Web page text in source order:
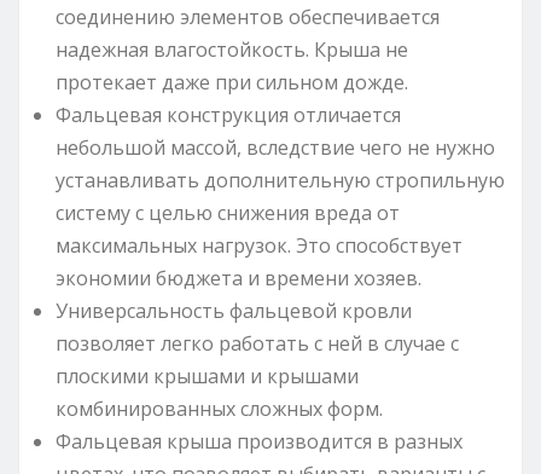
соединению элементов обеспечивается
надежная влагостойкость. Крыша не
протекает даже при сильном дожде.
Фальцевая конструкция отличается
небольшой массой, вследствие чего не нужно
устанавливать дополнительную стропильную
систему с целью снижения вреда от
максимальных нагрузок. Это способствует
экономии бюджета и времени хозяев.
Универсальность фальцевой кровли
позволяет легко работать с ней в случае с
плоскими крышами и крышами
комбинированных сложных форм.
Фальцевая крыша производится в разных